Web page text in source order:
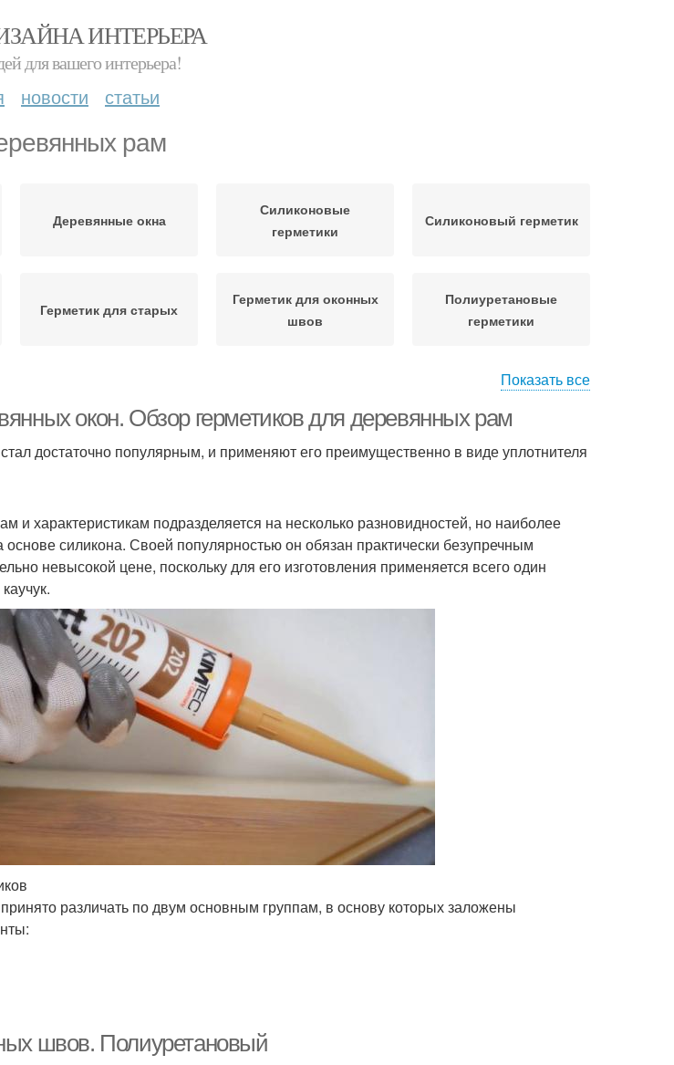
ИНТЕРЬЕРА
для вашего интерьера!
новости статьи
рам
Деревянные окна
Силиконовые
герметики
Силиконовый герметик
Герметик для старых
Герметик для оконных
швов
Полиуретановые
герметики
уплотнения
Герметики для
пластиковых окон
Показать все
окон. Обзор герметиков для деревянных рам
достаточно популярным, и применяют его преимущественно в виде уплотнителя
и характеристикам подразделяется на несколько разновидностей, но наиболее
силикона. Своей популярностью он обязан практически безупречным
невысокой цене, поскольку для его изготовления применяется всего один
различать по двум основным группам, в основу которых заложены
швов. Полиуретановый